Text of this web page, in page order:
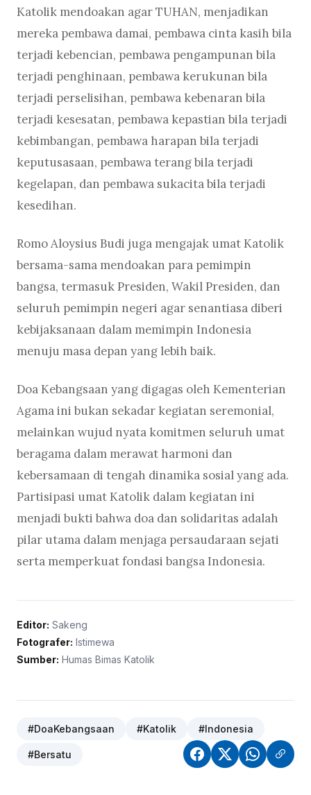
Katolik mendoakan agar TUHAN, menjadikan
mereka pembawa damai, pembawa cinta kasih bila
terjadi kebencian, pembawa pengampunan bila
terjadi penghinaan, pembawa kerukunan bila
terjadi perselisihan, pembawa kebenaran bila
terjadi kesesatan, pembawa kepastian bila terjadi
kebimbangan, pembawa harapan bila terjadi
keputusasaan, pembawa terang bila terjadi
kegelapan, dan pembawa sukacita bila terjadi
kesedihan.
Romo Aloysius Budi juga mengajak umat Katolik
bersama-sama mendoakan para pemimpin
bangsa, termasuk Presiden, Wakil Presiden, dan
seluruh pemimpin negeri agar senantiasa diberi
kebijaksanaan dalam memimpin Indonesia
menuju masa depan yang lebih baik.
Doa Kebangsaan yang digagas oleh Kementerian
Agama ini bukan sekadar kegiatan seremonial,
melainkan wujud nyata komitmen seluruh umat
beragama dalam merawat harmoni dan
kebersamaan di tengah dinamika sosial yang ada.
Partisipasi umat Katolik dalam kegiatan ini
menjadi bukti bahwa doa dan solidaritas adalah
pilar utama dalam menjaga persaudaraan sejati
serta memperkuat fondasi bangsa Indonesia.
Editor: Sakeng
Fotografer: Istimewa
Sumber: Humas Bimas Katolik
#DoaKebangsaan #Katolik #Indonesia
#Bersatu